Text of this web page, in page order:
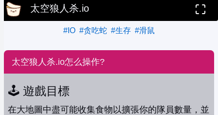
太空狼人杀.io
#IO #贪吃蛇 #生存 #滑鼠
太空狼人杀.io怎么操作?
🕹️ 遊戲目標
在大地圖中盡可能收集食物以擴張你的隊員數量，並